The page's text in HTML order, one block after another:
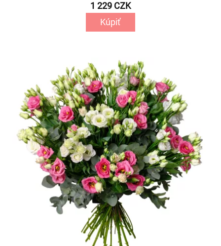
1 229 CZK
Kúpiť